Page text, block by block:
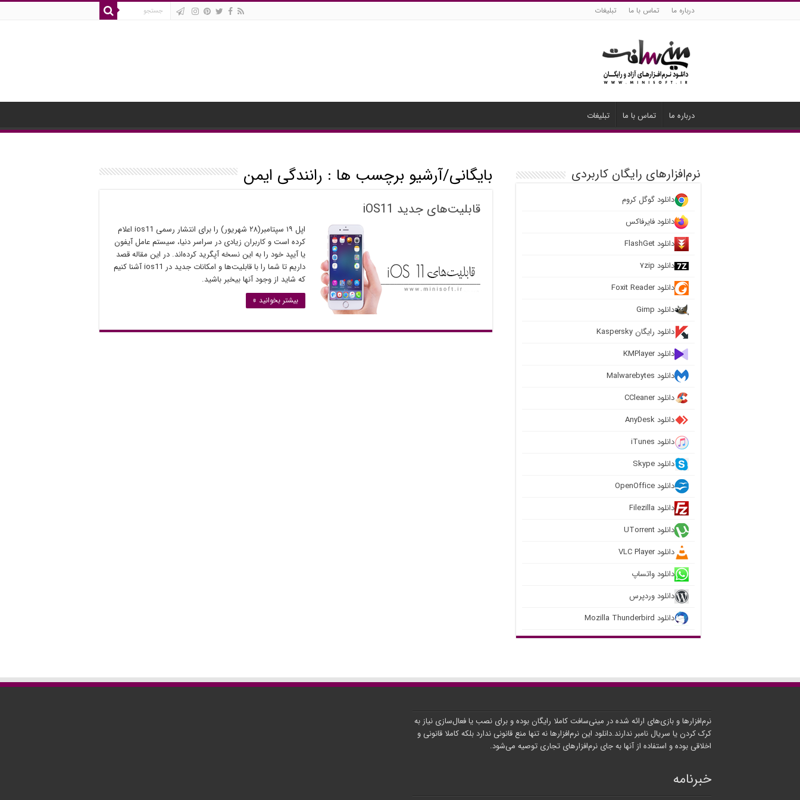
درباره ما تماس با ما تبلیغات
درباره ما تماس با ما تبلیغات
بایگانی/آرشیو برچسب ها : رانندگی ایمن
قابلیت‌های جدید iOS11
اپل ۱۹ سپتامبر(۲۸ شهریور) را برای انتشار رسمی ios11 اعلام
کرده است و کاربران زیادی در سراسر دنیا، سیستم عامل آیفون
یا آیپد خود را به این نسخه آپگرید کرده‌اند. در این مقاله قصد
داریم تا شما را با قابلیت‌ها و امکانات جدید در ios11 آشنا کنیم
که شاید از وجود آنها بیخبر باشید.
بیشتر بخوانید »
نرم‌افزارهای رایگان کاربردی
دانلود گوگل کروم
دانلود فایرفاکس
دانلود FlashGet
دانلود ۷zip
دانلود Foxit Reader
دانلود Gimp
دانلود رایگان Kaspersky
دانلود KMPlayer
دانلود Malwarebytes
دانلود CCleaner
دانلود AnyDesk
دانلود iTunes
دانلود Skype
دانلود OpenOffice
دانلود Filezilla
دانلود UTorrent
دانلود VLC Player
دانلود واتساپ
دانلود وردپرس
دانلود Mozilla Thunderbird
نرم‌افزارها و بازی‌های ارائه شده در مینی‌سافت کاملا رایگان بوده و برای نصب یا فعال‌سازی نیاز به
کرک کردن یا سریال نامبر ندارند.دانلود این نرم‌افزارها نه تنها منع قانونی ندارد بلکه کاملا قانونی و
اخلاقی بوده و استفاده از آنها به جای نرم‌افزارهای تجاری توصیه می‌شود.
خبرنامه